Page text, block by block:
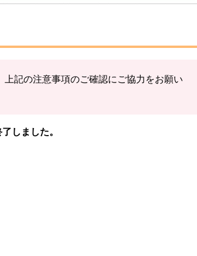
する形（累計数）で入力をお願いしま
に「+2」して「5」で送信
見つけた数」
記の注意事項のご確認にご協力をお願い
しました。